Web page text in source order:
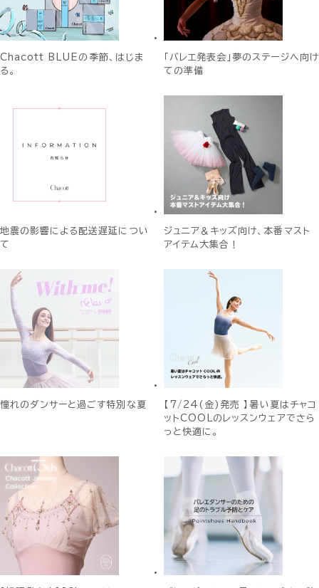
Chacott BLUEの季節、はじま
る。
「バレエ発表会」夢のステージへ向け
ての準備
地震の影響による配送遅延につい
て
ジュニア＆キッズ向け、本番マスト
アイテム大集合！
憧れのダンサーと過ごす特別な夏
【7/24(金)発売 】暑い夏はチャコ
ットCOOLのレッスンウェアでさら
っと快適に。